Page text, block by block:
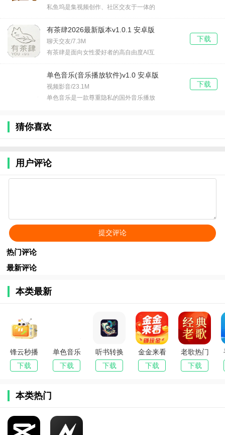
私鱼坞是集视频创作、社区交友于一体的
有茶肆2026最新版本v1.0.1 安卓版
聊天交友/7.3M
有茶肆是面向女性爱好者的高自由度AI互
下载
单色音乐(音乐播放软件)v1.0 安卓版
视频影音/23.1M
单色音乐是一款尊重隐私的国外音乐播放
下载
猜你喜欢
用户评论
热门评论
最新评论
本类最新
锋云秒播
香吻版(电
视直播软
下载
单色音乐
(音乐播放
软件)
下载
听书转换
器(文本转
有声书软
下载
金金来看
软件(短剧
观看平台)
下载
老歌热门
精选(音乐
播放工具)
下载
本类热门